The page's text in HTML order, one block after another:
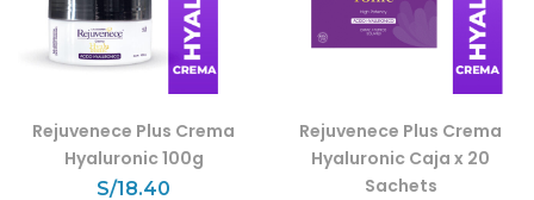
Rejuvenece Plus Crema
Hyaluronic 100g
S/18.40
Rejuvenece Plus Crema
Hyaluronic Caja x 20
Sachets